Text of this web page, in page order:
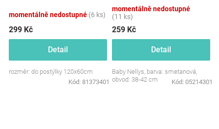
momentálně nedostupné (6 ks)
299 Kč
Detail
rozměr: do postýlky 120x60cm
Kód: 81373401
80/98
momentálně nedostupné
(11 ks)
259 Kč
Detail
Baby Nellys, barva: smetanová,
obvod: 38-42 cm
Kód: 05214301